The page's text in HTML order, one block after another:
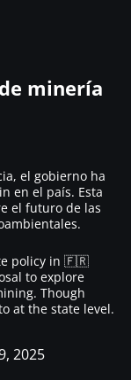
minería
el gobierno ha
en el país. Esta
el futuro de las
policy in 🇫🇷
to explore
Though
at the state level.
2025